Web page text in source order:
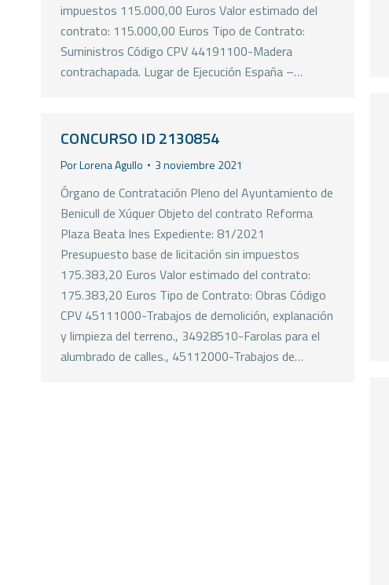
impuestos 115.000,00 Euros Valor estimado del
contrato: 115.000,00 Euros Tipo de Contrato:
Suministros Código CPV 44191100-Madera
contrachapada. Lugar de Ejecución España –…
CONCURSO ID 2130854
PorLorena Agullo 3 noviembre 2021
Órgano de Contratación Pleno del Ayuntamiento de
Benicull de Xúquer Objeto del contrato Reforma
Plaza Beata Ines Expediente: 81/2021
Presupuesto base de licitación sin impuestos
175.383,20 Euros Valor estimado del contrato:
175.383,20 Euros Tipo de Contrato: Obras Código
CPV 45111000-Trabajos de demolición, explanación
y limpieza del terreno., 34928510-Farolas para el
alumbrado de calles., 45112000-Trabajos de…